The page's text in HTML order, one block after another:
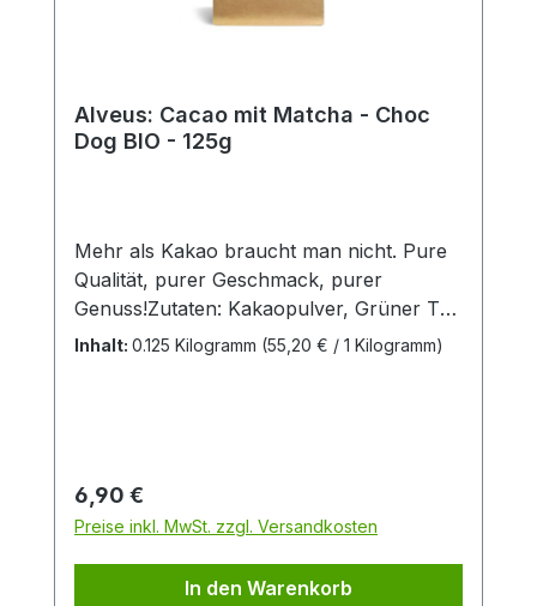
Alveus: Cacao mit Matcha - Choc
Dog BIO - 125g
Mehr als Kakao braucht man nicht. Pure
Qualität, purer Geschmack, purer
Genuss!Zutaten: Kakaopulver, Grüner Tee
Matcha aus kontrolliert biologischem
Inhalt: 0.125 Kilogramm (55,20 € / 1 Kilogramm)
Regulärer Preis:
6,90 €
Preise inkl. MwSt. zzgl. Versandkosten
In den Warenkorb